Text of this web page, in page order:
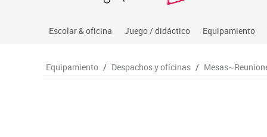
Escolar & oficina
Archivo
Juego / didáctico
Asociación y atención
Equipamiento
Despachos y
Equipamiento / Despachos y oficinas /